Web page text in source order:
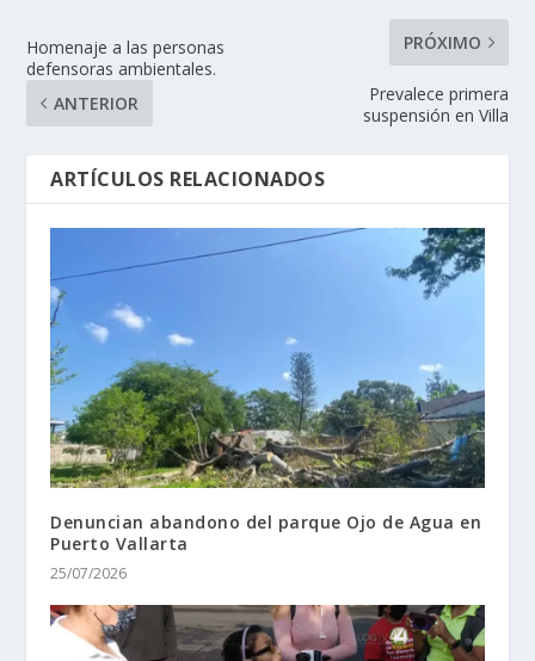
Homenaje a las personas
defensoras ambientales.
ANTERIOR
PRÓXIMO
Prevalece primera
suspensión en Villa
ARTÍCULOS RELACIONADOS
Denuncian abandono del parque Ojo de Agua en
Puerto Vallarta
25/07/2026